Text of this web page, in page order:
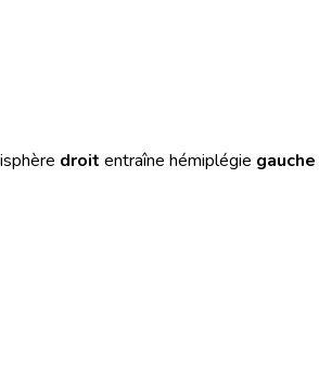
droit entraîne hémiplégie gauche